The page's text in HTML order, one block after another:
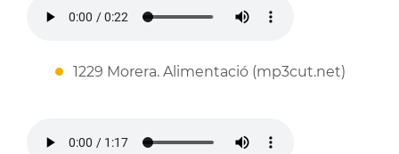
1229 Morera. Alimentació (mp3cut.net)